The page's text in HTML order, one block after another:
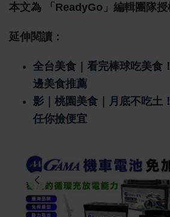
本文為 「 ReadyGo 」編輯團隊授
延伸閱讀：
全台美食｜看完棒球吃美食
邊美食推薦
影｜桃園美食｜月底不吃土
任你撿便宜